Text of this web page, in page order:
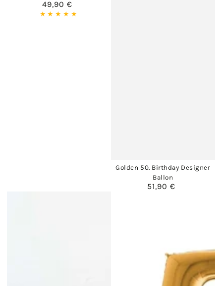
Regulärer
Preis
49,90 €
Golden 50. Birthday Designer
Ballon
Regulärer
51,90 €